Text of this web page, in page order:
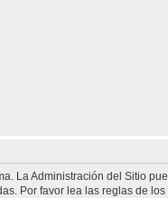
La Administración del Sitio
Por favor lea las reglas de